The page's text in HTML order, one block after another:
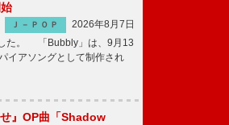
Ｊ－ＰＯＰ
2026年8月7日
た。 「Bubbly」は、9月13
イアソングとして制作され
』OP曲「Shadow